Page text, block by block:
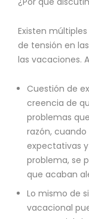
Existen
de tensión en
las vacaciones.
Cuestión de
creencia de
problemas
razón,
expectativas
problema, se
que acaban
Lo mismo de
vacacional